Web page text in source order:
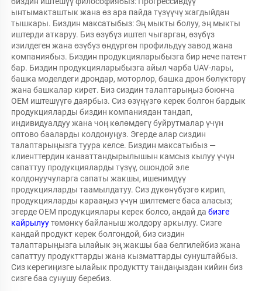
ынтымакташтык жана өз ара пайда түзүүчү жагдыйдан
тышкары. Биздин максатыбыз: Эң мыкты болуу, эң мыкты
иштерди аткаруу. Биз өзүбүз иштеп чыгарган, өзүбүз
изилдеген жана өзүбүз өндүргөн профильдүү завод жана
компаниябыз. Биздин продукцияларыбызга бир нече патент
бар. Биздин продукцияларыбызга айыл чарба UAV-лары,
башка моделдеги дрондар, моторлор, башка дрон бөлүктөрү
жана башкалар кирет. Биз сиздин талаптарыңыз боюнча
OEM иштешүүгө даярбыз. Сиз өзүңүзгө керек болгон бардык
продукцияларды биздин компаниядан тандап,
индивидуалдуу жана чоң көлөмдөгү буйрутмалар үчүн
оптово бааларды колдонуңуз. Эгерде алар сиздин
талаптарыңызга туура келсе. Биздин максатыбыз —
клиенттердин канааттандырылышын камсыз кылуу үчүн
сапаттуу продукцияларды түзүү, ошондой эле
колдонуучуларга сапаты жакшы, ишенимдүү
продукцияларды таамылдатуу. Сиз дүкөнүбүзгө кирип,
продукцияларды карааңыз үчүн шилтемеге баса аласыз;
эгерде OEM продукциялары керек болсо, андай да бизге
кайрылуу төмөнкү байланыш жолдору аркылуу. Сизге
кандай продукт керек болгондой, биз сиздин
талаптарыңызга ылайык эң жакшы баа белгилейбиз жана
сапаттуу продукттарды жана кызматтарды сунуштайбыз.
Сиз керегиңизге ылайык продуктту тандаңыздан кийин биз
сизге баа сунушу беребиз.